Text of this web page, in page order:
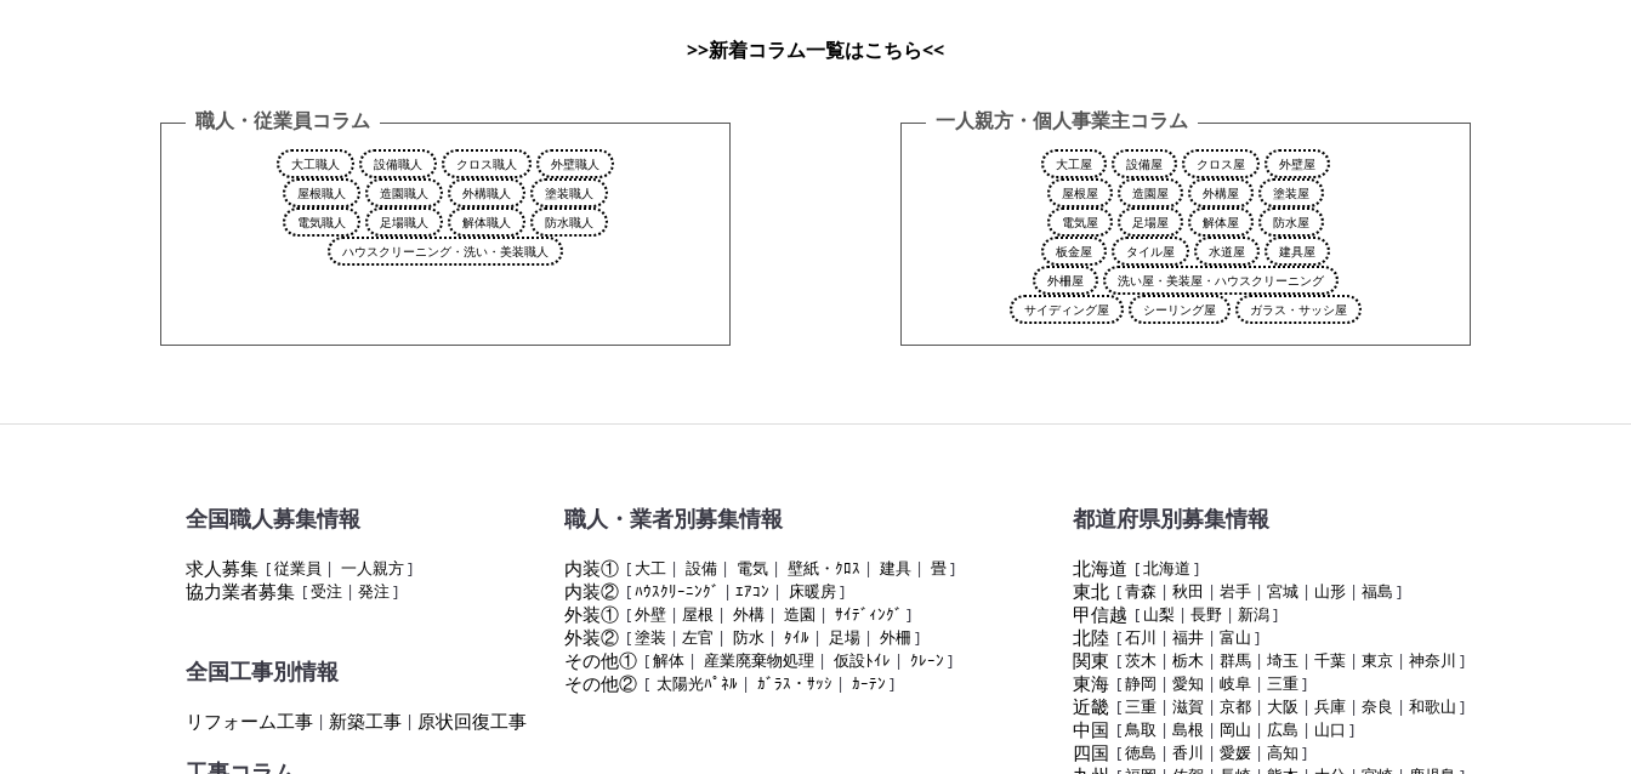
>>新着コラム一覧はこちら<<
職人・従業員コラム
大工職人 設備職人 クロス職人
外壁職人
屋根職人
造園職人 外構職人
塗装職人
電気職人
足場職人 解体職人
防水職人
ハウスクリーニング・洗い・美装職人
一人親方・個人事業主コラム
大工屋 設備屋 クロス屋
外壁屋
屋根屋
造園屋 外構屋
塗装屋
電気屋
足場屋 解体屋
防水屋
板金屋
タイル屋 水道屋
建具屋
外柵屋
洗い屋・美装屋・ハウスクリーニング
サイディング屋
シーリング屋 ガラス・サッシ屋
全国職人募集情報
求人募集 [従業員 | 一人親方]
協力業者募集 [受注 | 発注 ]
全国工事別情報
リフォーム工事 | 新築工事 | 原状回復工事
職人・業者別募集情報
内装① [ 大工 | 設備 | 電気 | 壁紙・ｸﾛｽ | 建具 | 畳]
内装② [ﾊｳｽｸﾘｰﾆﾝｸﾞ | ｴｱｺﾝ | 床暖房]
外装① [外壁 | 屋根 | 外構 | 造園 | ｻｲﾃﾞｨﾝｸﾞ ]
外装② [塗装 | 左官 | 防水 | ﾀｲﾙ | 足場 | 外柵 ]
その他① [解体 | 産業廃棄物処理 | 仮設ﾄｲﾚ | ｸﾚｰﾝ ]
その他② [ 太陽光ﾊﾟﾈﾙ | ｶﾞﾗｽ・ｻｯｼ | ｶｰﾃﾝ ]
都道府県別募集情報
北海道 [北海道 ]
東北 [青森 | 秋田 | 岩手 | 宮城 | 山形 | 福島 ]
甲信越 [ 山梨 | 長野 | 新潟]
北陸 [石川 | 福井 | 富山 ]
関東 [茨木 | 栃木 | 群馬 | 埼玉 | 千葉 | 東京 | 神奈川 ]
東海 [静岡 | 愛知 | 岐阜 | 三重]
近畿 [三重 | 滋賀 | 京都 | 大阪 | 兵庫 | 奈良 | 和歌山 ]
中国 [鳥取 | 島根 | 岡山 | 広島 | 山口 ]
四国 [徳島 | 香川 | 愛媛 | 高知 ]